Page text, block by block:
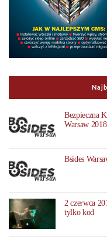
Bezpieczna
Warsaw 2018
Bsides
2 czerwca
tylko kod